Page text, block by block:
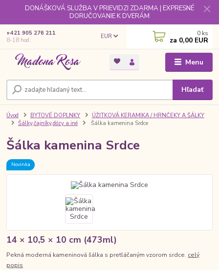
DONÁŠKOVÁ SLUŽBA V PRIEVIDZI ZDARMA | EXPRESNÉ
DORUČOVANIE K DVERÁM
Menu
EUR
Hľadať
+421 905 276 211
8-18 hod.
0 ks
za 0,00 EUR
Úvod BYTOVÉ DOPLNKY
ÚŽITKOVÁ KERAMIKA / HRNČEKY A ŠÁLKY
Šálky,čajníky,dózy a iné
Šálka kamenina Srdce
Šálka kamenina Srdce
Novinka
14 × 10,5 × 10 cm (473ml)
Pekná moderná kameninová šálka s pretláčaným vzorom srdce. celý
popis